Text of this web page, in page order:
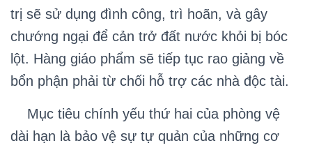
trị sẽ sử dụng đình công, trì hoãn, và gây
chướng ngại để cản trở đất nước khỏi bị bóc
lột. Hàng giáo phẩm sẽ tiếp tục rao giảng về
bổn phận phải từ chối hỗ trợ các nhà độc tài.
Mục tiêu chính yếu thứ hai của phòng vệ
dài hạn là bảo vệ sự tự quản của những cơ